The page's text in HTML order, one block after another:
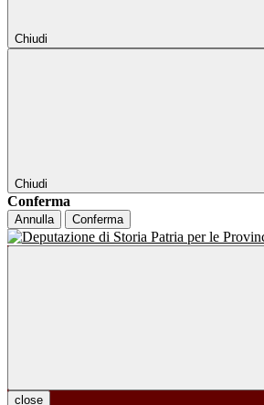
Chiudi
Chiudi
Conferma
Annulla Conferma
close